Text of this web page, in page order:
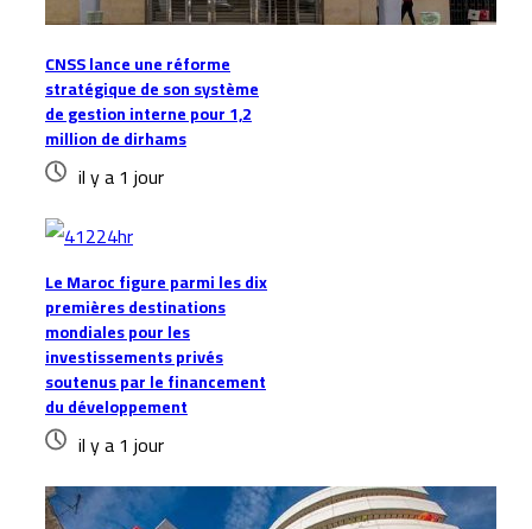
CNSS lance une réforme
stratégique de son système
de gestion interne pour 1,2
million de dirhams
il y a 1 jour
Le Maroc figure parmi les dix
premières destinations
mondiales pour les
investissements privés
soutenus par le financement
du développement
il y a 1 jour